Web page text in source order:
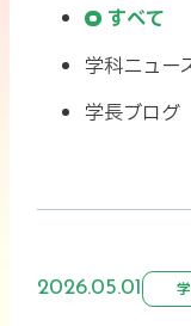
すべて
学科ニュー
学長ブログ
2026.05.01